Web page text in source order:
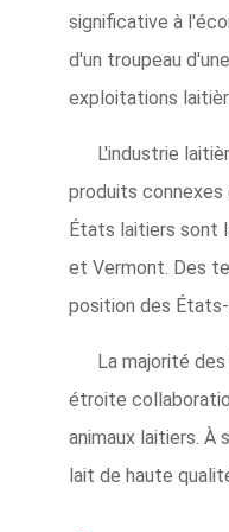
significative à
d'un troupeau
exploitations
L'industrie
produits connexes
États laitiers sont
et Vermont. Des
position des
La majorité
étroite
animaux laitiers. À
lait de haute